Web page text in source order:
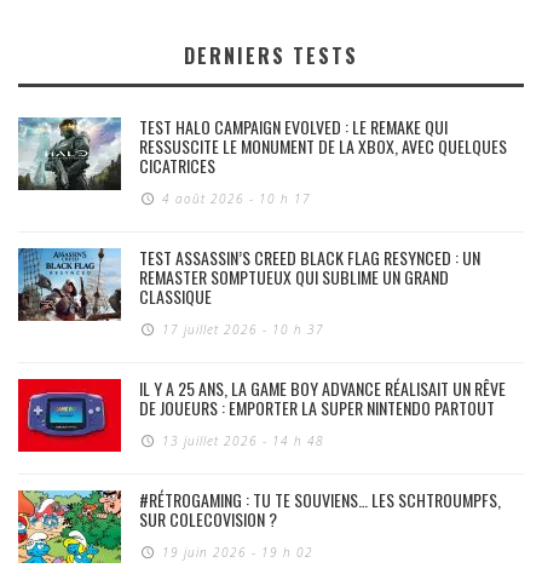
DERNIERS TESTS
TEST HALO CAMPAIGN EVOLVED : LE REMAKE QUI
RESSUSCITE LE MONUMENT DE LA XBOX, AVEC QUELQUES
CICATRICES
4 août 2026 - 10 h 17
TEST ASSASSIN’S CREED BLACK FLAG RESYNCED : UN
REMASTER SOMPTUEUX QUI SUBLIME UN GRAND
CLASSIQUE
17 juillet 2026 - 10 h 37
IL Y A 25 ANS, LA GAME BOY ADVANCE RÉALISAIT UN RÊVE
DE JOUEURS : EMPORTER LA SUPER NINTENDO PARTOUT
13 juillet 2026 - 14 h 48
#RÉTROGAMING : TU TE SOUVIENS… LES SCHTROUMPFS,
SUR COLECOVISION ?
19 juin 2026 - 19 h 02